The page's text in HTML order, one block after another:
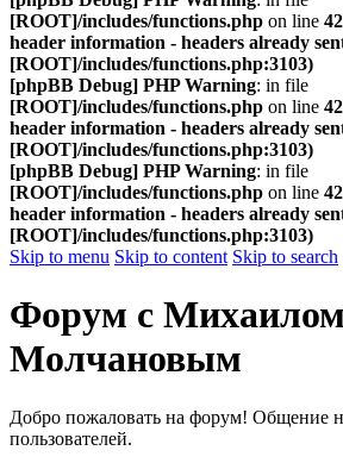
[ROOT]/includes/functions.php on line
header information - headers already
[ROOT]/includes/functions.php:3103)
[phpBB Debug] PHP Warning: in file
[ROOT]/includes/functions.php on line
header information - headers already
[ROOT]/includes/functions.php:3103)
[phpBB Debug] PHP Warning: in file
[ROOT]/includes/functions.php on line
header information - headers already
[ROOT]/includes/functions.php:3103)
Skip to menu Skip to content Skip to search
Форум с Михаилом
Молчановым
Добро пожаловать на форум! Общение
пользователей.